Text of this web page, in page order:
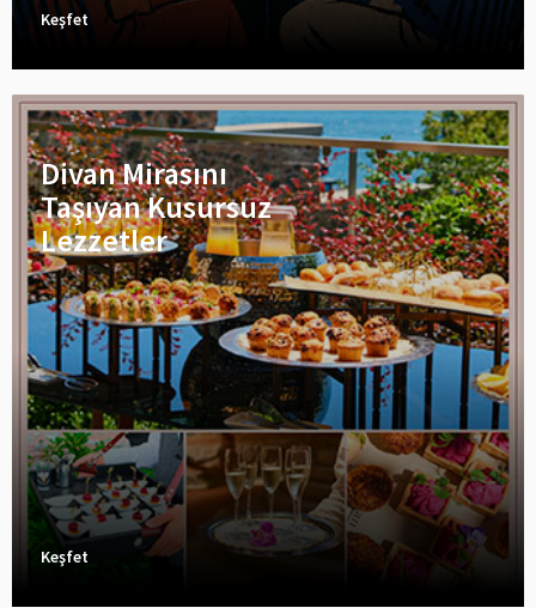
Keşfet
Divan Mirasını
Taşıyan Kusursuz
Lezzetler
Keşfet